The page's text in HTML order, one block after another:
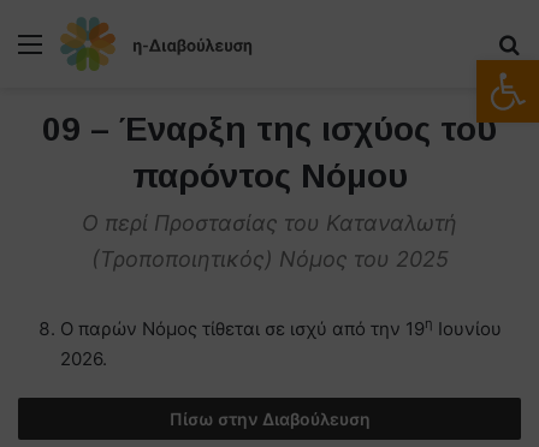
Μενού
09 – Έναρξη της ισχύος του
παρόντος Νόμου
Ο περί Προστασίας του Καταναλωτή
(Τροποποιητικός) Νόμος του 2025
Ο παρών Νόμος τίθεται σε ισχύ από την 19η Ιουνίου
2026.
Πίσω στην Διαβούλευση